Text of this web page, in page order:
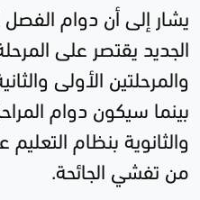
يشار إلى أن دوام
الجديد يقتصر على
والمرحلتين الأولى
بينما سيكون دوام
والثانوية بنظام
من تفشي الجائحة.